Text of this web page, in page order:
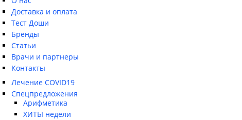
Доставка и оплата
Тест Доши
Бренды
Статьи
Врачи и партнеры
Контакты
Лечение COVID19
Спецпредложения
Арифметика
ХИТЫ недели